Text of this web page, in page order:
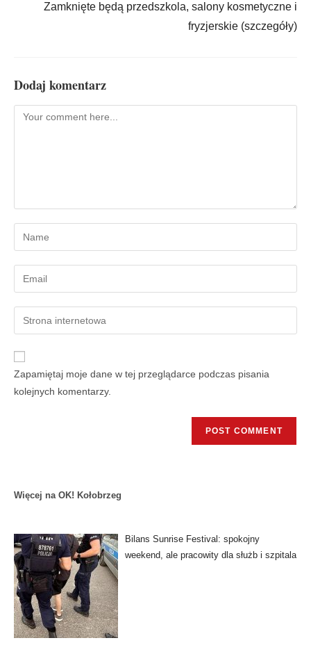
Zamknięte będą przedszkola, salony kosmetyczne i
fryzjerskie (szczegóły)
Dodaj komentarz
Zapamiętaj moje dane w tej przeglądarce podczas pisania
kolejnych komentarzy.
Więcej na OK! Kołobrzeg
Bilans Sunrise Festival: spokojny
weekend, ale pracowity dla służb i szpitala